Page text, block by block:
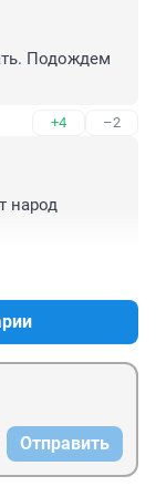
Подождем
+4 –2
народ
Отправить